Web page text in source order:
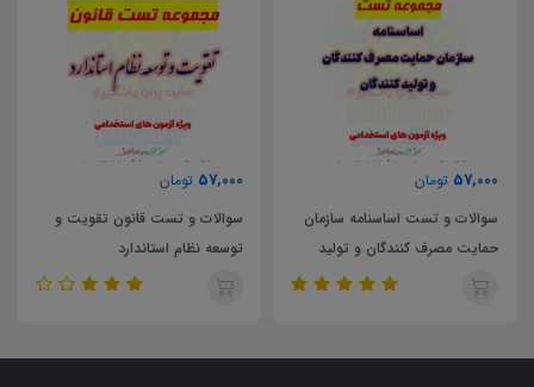
57,000 تومان
سوالات و تست اساسنامه سازمان
حمایت مصرف کنندگان و تولید
کنندگان
57,000 تومان
سوالات و تست قانون تقویت و
توسعه نظام استاندارد